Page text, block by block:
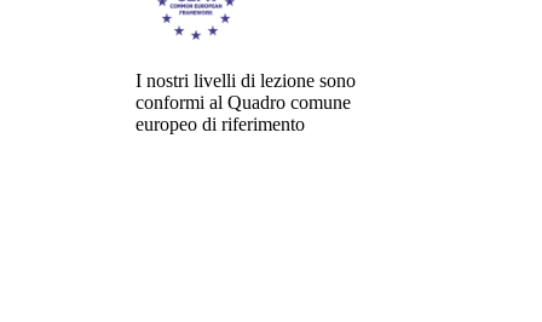
I nostri livelli di lezione sono
conformi al Quadro comune
europeo di riferimento